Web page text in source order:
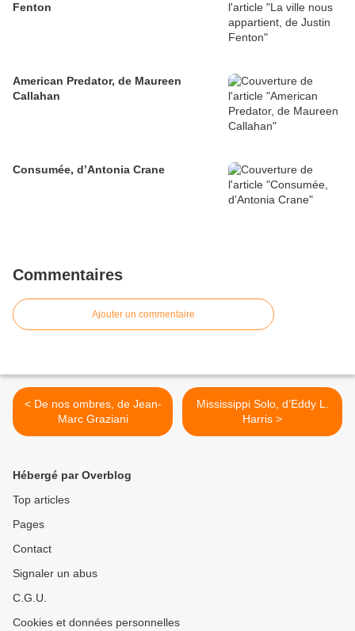
Fenton
American Predator, de Maureen
Callahan
Consumée, d’Antonia Crane
Commentaires
Ajouter un commentaire
< De nos ombres, de Jean-
Marc Graziani
Mississippi Solo, d’Eddy L.
Harris >
Hébergé par Overblog
Top articles
Pages
Contact
Signaler un abus
C.G.U.
Cookies et données personnelles